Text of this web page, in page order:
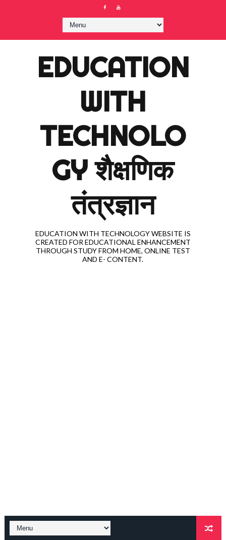
EDUCATION
WITH
TECHNOLO
GY शैक्षणिक
तंत्रज्ञान
EDUCATION WITH TECHNOLOGY WEBSITE IS
CREATED FOR EDUCATIONAL ENHANCEMENT
THROUGH STUDY FROM HOME, ONLINE TEST
AND E- CONTENT.